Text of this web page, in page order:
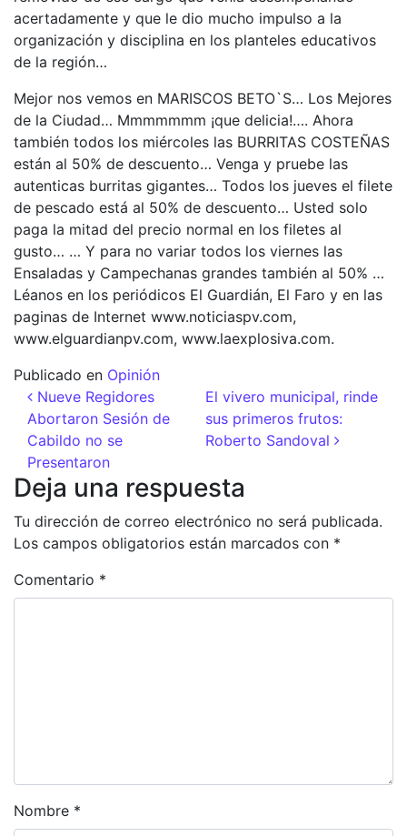
acertadamente y que le dio mucho impulso a la
organización y disciplina en los planteles educativos
de la región…
Mejor nos vemos en MARISCOS BETO`S… Los Mejores
de la Ciudad… Mmmmmmm ¡que delicia!…. Ahora
también todos los miércoles las BURRITAS COSTEÑAS
están al 50% de descuento… Venga y pruebe las
autenticas burritas gigantes… Todos los jueves el filete
de pescado está al 50% de descuento… Usted solo
paga la mitad del precio normal en los filetes al
gusto… … Y para no variar todos los viernes las
Ensaladas y Campechanas grandes también al 50% …
Léanos en los periódicos El Guardián, El Faro y en las
paginas de Internet www.noticiaspv.com,
www.elguardianpv.com, www.laexplosiva.com.
Publicado en Opinión
Navegación de entradas
Nueve Regidores
Abortaron Sesión de
Cabildo no se
Presentaron
El vivero municipal, rinde
sus primeros frutos:
Roberto Sandoval
Deja una respuesta
Tu dirección de correo electrónico no será publicada.
Los campos obligatorios están marcados con *
Comentario *
Nombre *